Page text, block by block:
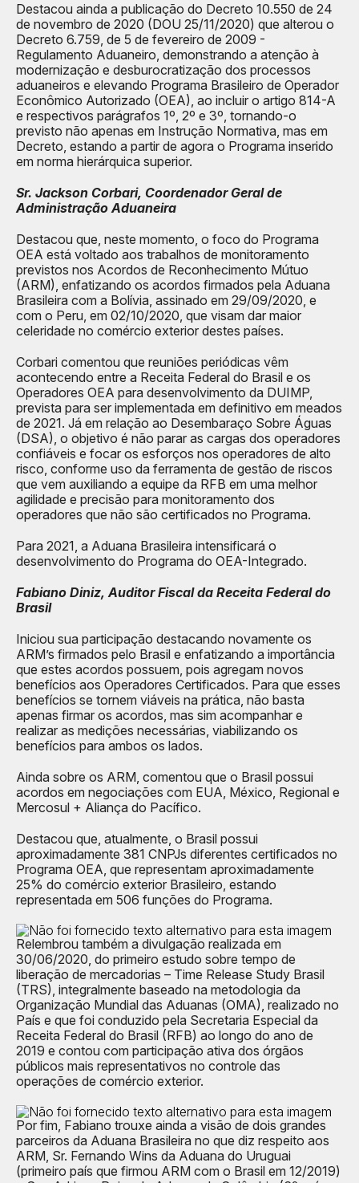
Destacou ainda a publicação do Decreto 10.550 de 24
de novembro de 2020 (DOU 25/11/2020) que alterou o
Decreto 6.759, de 5 de fevereiro de 2009 -
Regulamento Aduaneiro, demonstrando a atenção à
modernização e desburocratização dos processos
aduaneiros e elevando Programa Brasileiro de Operador
Econômico Autorizado (OEA), ao incluir o artigo 814-A
e respectivos parágrafos 1º, 2º e 3º, tornando-o
previsto não apenas em Instrução Normativa, mas em
Decreto, estando a partir de agora o Programa inserido
em norma hierárquica superior.
Sr. Jackson Corbari, Coordenador Geral de
Administração Aduaneira
Destacou que, neste momento, o foco do Programa
OEA está voltado aos trabalhos de monitoramento
previstos nos Acordos de Reconhecimento Mútuo
(ARM), enfatizando os acordos firmados pela Aduana
Brasileira com a Bolívia, assinado em 29/09/2020, e
com o Peru, em 02/10/2020, que visam dar maior
celeridade no comércio exterior destes países.
Corbari comentou que reuniões periódicas vêm
acontecendo entre a Receita Federal do Brasil e os
Operadores OEA para desenvolvimento da DUIMP,
prevista para ser implementada em definitivo em meados
de 2021. Já em relação ao Desembaraço Sobre Águas
(DSA), o objetivo é não parar as cargas dos operadores
confiáveis e focar os esforços nos operadores de alto
risco, conforme uso da ferramenta de gestão de riscos
que vem auxiliando a equipe da RFB em uma melhor
agilidade e precisão para monitoramento dos
operadores que não são certificados no Programa.
Para 2021, a Aduana Brasileira intensificará o
desenvolvimento do Programa do OEA-Integrado.
Fabiano Diniz, Auditor Fiscal da Receita Federal do
Brasil
Iniciou sua participação destacando novamente os
ARM’s firmados pelo Brasil e enfatizando a importância
que estes acordos possuem, pois agregam novos
benefícios aos Operadores Certificados. Para que esses
benefícios se tornem viáveis na prática, não basta
apenas firmar os acordos, mas sim acompanhar e
realizar as medições necessárias, viabilizando os
benefícios para ambos os lados.
Ainda sobre os ARM, comentou que o Brasil possui
acordos em negociações com EUA, México, Regional e
Mercosul + Aliança do Pacífico.
Destacou que, atualmente, o Brasil possui
aproximadamente 381 CNPJs diferentes certificados no
Programa OEA, que representam aproximadamente
25% do comércio exterior Brasileiro, estando
representada em 506 funções do Programa.
Relembrou também a divulgação realizada em
30/06/2020, do primeiro estudo sobre tempo de
liberação de mercadorias – Time Release Study Brasil
(TRS), integralmente baseado na metodologia da
Organização Mundial das Aduanas (OMA), realizado no
País e que foi conduzido pela Secretaria Especial da
Receita Federal do Brasil (RFB) ao longo do ano de
2019 e contou com participação ativa dos órgãos
públicos mais representativos no controle das
operações de comércio exterior.
Por fim, Fabiano trouxe ainda a visão de dois grandes
parceiros da Aduana Brasileira no que diz respeito aos
ARM, Sr. Fernando Wins da Aduana do Uruguai
(primeiro país que firmou ARM com o Brasil em 12/2019)